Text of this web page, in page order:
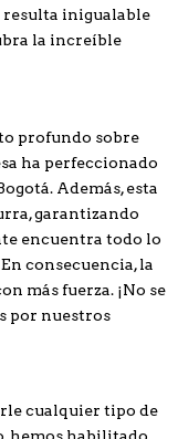
resulta inigualable
la increíble
profundo sobre
ha perfeccionado
Además, esta
garantizando
encuentra todo lo
consecuencia, la
más fuerza. ¡No se
por nuestros
cualquier tipo de